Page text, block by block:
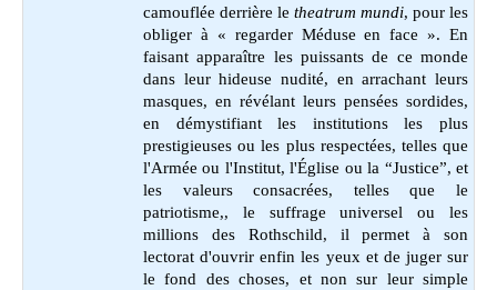
camouflée derrière le theatrum mundi, pour les
obliger à « regarder Méduse en face ». En
faisant apparaître les puissants de ce monde
dans leur hideuse nudité, en arrachant leurs
masques, en révélant leurs pensées sordides,
en démystifiant les institutions les plus
prestigieuses ou les plus respectées, telles que
l'Armée ou l'Institut, l'Église ou la “Justice”, et
les valeurs consacrées, telles que le
patriotisme,, le suffrage universel ou les
millions des Rothschild, il permet à son
lectorat d'ouvrir enfin les yeux et de juger sur
le fond des choses, et non sur leur simple